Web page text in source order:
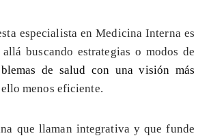
especialista en Medicina Interna es
buscando estrategias o modos de
de salud con una visión más
menos eficiente.
que llaman integrativa y que funde